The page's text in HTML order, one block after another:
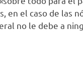
el caso de las
no le debe a